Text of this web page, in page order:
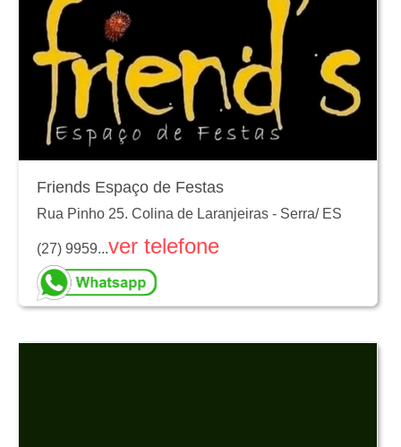
Friends Espaço de Festas
Rua Pinho 25. Colina de Laranjeiras - Serra/ ES
(27) 9959...ver telefone